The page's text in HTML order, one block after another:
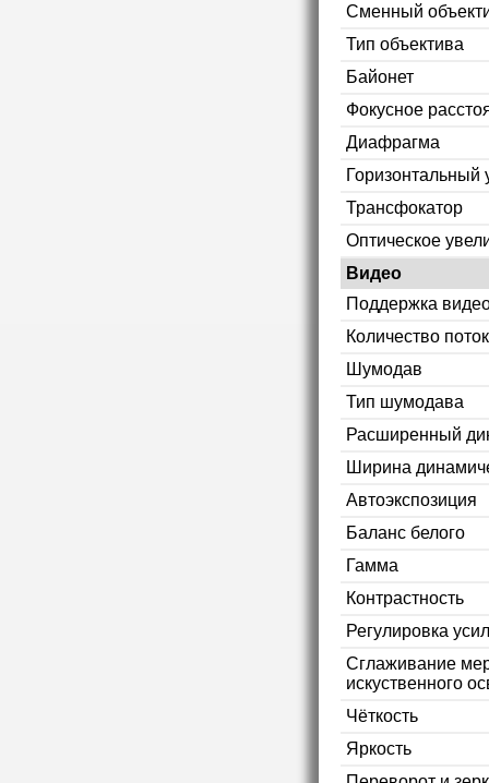
Сменный
Тип объектива
Байонет
Фокусное
Диафрагма
Горизонтальный
Трансфокатор
Оптическое
Видео
Поддержка
Количество
Шумодав
Тип шумодава
Расширенный
Ширина
Автоэкспозиция
Баланс белого
Гамма
Контрастность
Регулировка
Сглаживание
искуственного
Чёткость
Яркость